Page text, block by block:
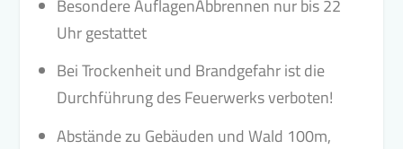
Besondere AuflagenAbbrennen nur bis 22
Uhr gestattet
Bei Trockenheit und Brandgefahr ist die
Durchführung des Feuerwerks verboten!
Abstände zu Gebäuden und Wald 100m,